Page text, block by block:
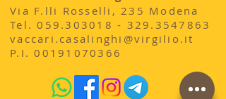
Via F.lli Rosselli, 235 Modena
​Tel.059.303018 - 329 .3547863
vaccari.casalinghi@virgilio.it
P.I.00191070366